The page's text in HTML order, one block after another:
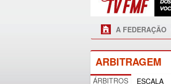
A FEDERAÇÃO
ARBITRAGEM
ÁRBITROS ESCALA